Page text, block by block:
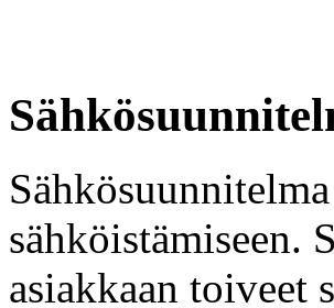
sähköistämiseen.
asiakkaan toiveet